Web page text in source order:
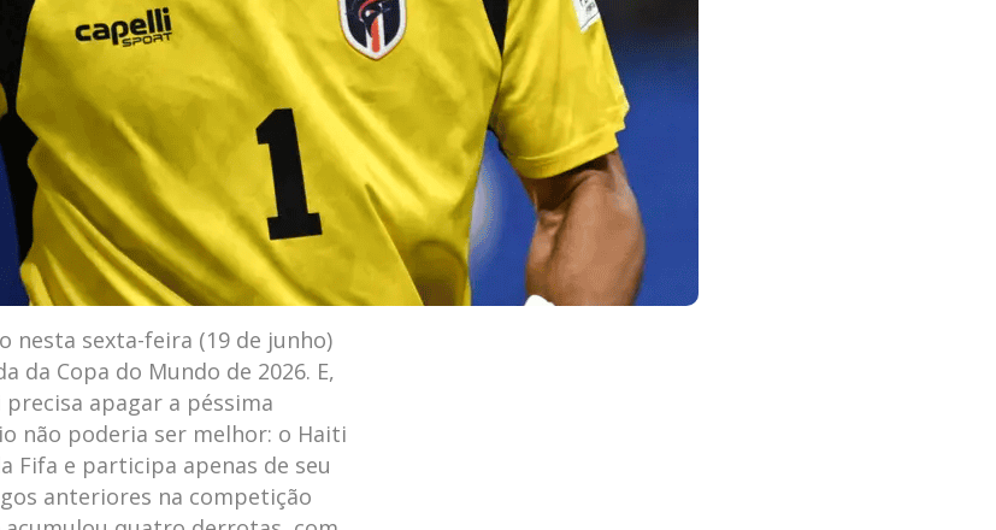
nesta sexta-feira (19 de junho)
da Copa do Mundo de 2026. E,
apagar a péssima
não poderia ser melhor: o Haiti
Fifa e participa apenas de seu
anteriores na competição